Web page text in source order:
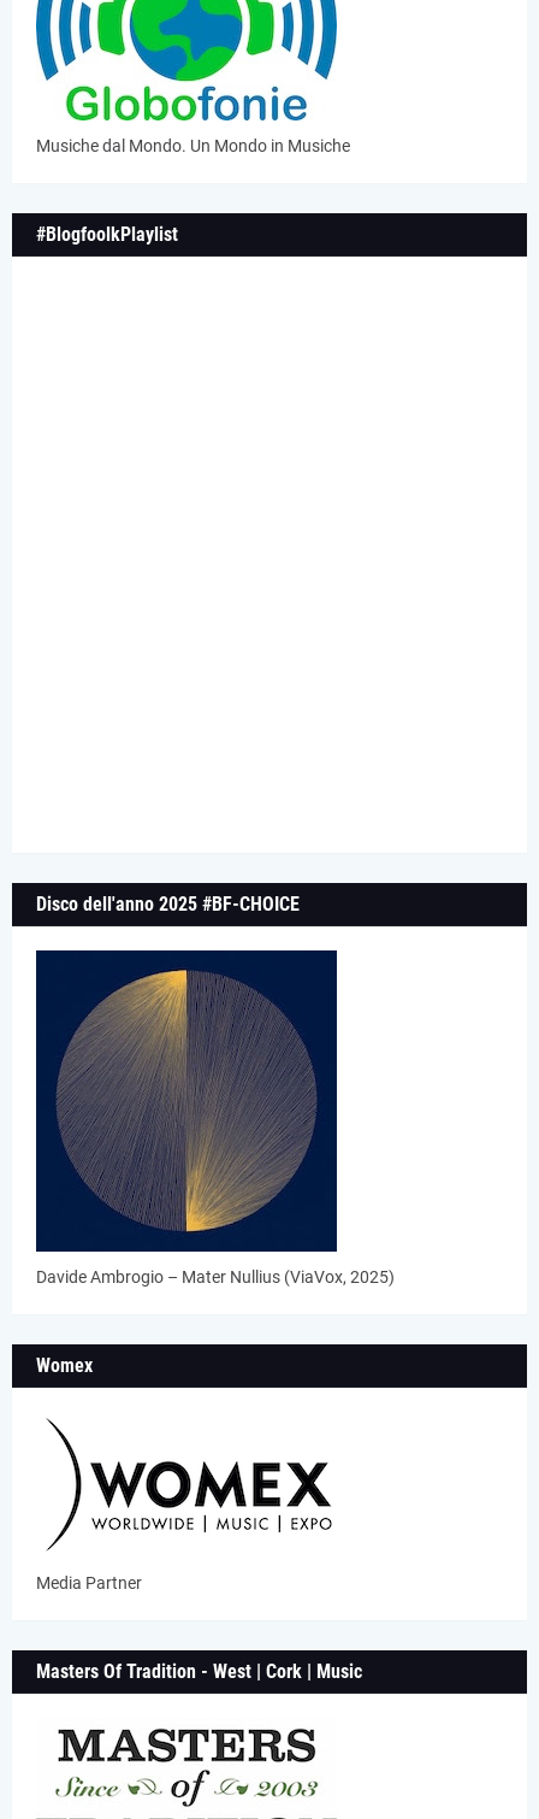
Musiche dal Mondo. Un Mondo in Musiche
#BlogfoolkPlaylist
Disco dell'anno 2025 #BF-CHOICE
Davide Ambrogio – Mater Nullius (ViaVox, 2025)
Womex
Media Partner
Masters Of Tradition - West | Cork | Music